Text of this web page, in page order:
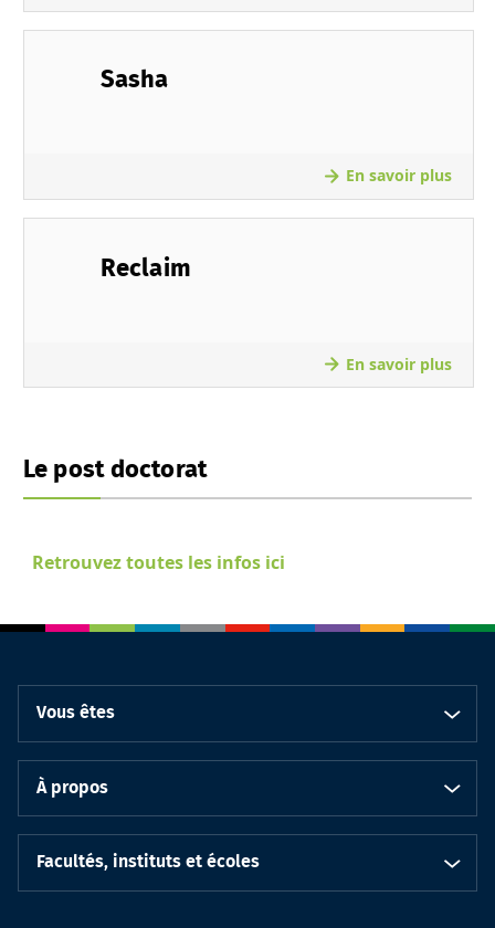
Sasha
En savoir plus
Reclaim
En savoir plus
Le post doctorat
Retrouvez toutes les infos ici
Vous êtes
À propos
Facultés, instituts et écoles